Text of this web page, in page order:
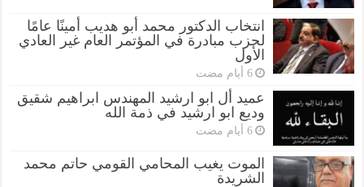
انتخاب الدكتور محمد أبو هديب أمينًا عامًا
لحزب مبادرة في المؤتمر العام غير العادي
الأول
عميد أل ابو ارشيد المهندس ابراهيم شقيق
وديع ابو ارشيد في ذمة الله
الموت يغيب المحامي القومي حاتم محمد
الشريدة